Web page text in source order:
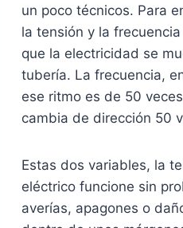
un poco técnicos. Para
la tensión y la
que la electricidad se
tubería. La frecuencia,
ese ritmo es de 50
cambia de dirección 50
Estas dos variables, la
eléctrico funcione sin
averías, apagones o